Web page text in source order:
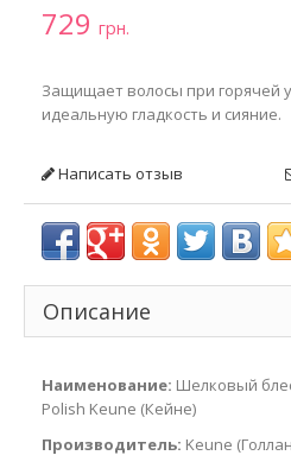
729 грн.
Защищает волосы при горячей
идеальную гладкость и сияние.
Написать отзыв
Описание
Наименование: Шелковый
Polish Keune (Кейне)
Производитель: Keune